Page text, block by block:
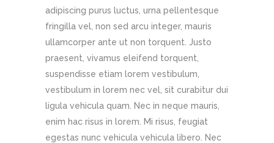
adipiscing purus luctus, urna pellentesque
fringilla vel, non sed arcu integer, mauris
ullamcorper ante ut non torquent. Justo
praesent, vivamus eleifend torquent,
suspendisse etiam lorem vestibulum,
vestibulum in lorem nec vel, sit curabitur dui
ligula vehicula quam. Nec in neque mauris,
enim hac risus in lorem. Mi risus, feugiat
egestas nunc vehicula vehicula libero. Nec